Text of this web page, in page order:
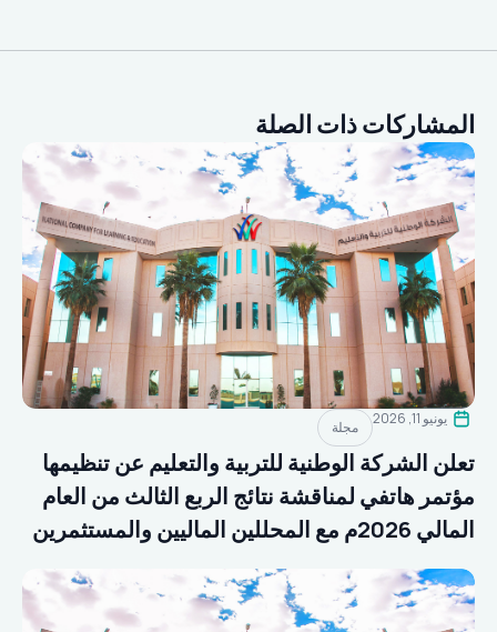
المشاركات ذات الصلة
يونيو 11, 2026 مجلة
تعلن الشركة الوطنية للتربية والتعليم عن تنظيمها
مؤتمر هاتفي لمناقشة نتائج الربع الثالث من العام
المالي 2026م مع المحللين الماليين والمستثمرين